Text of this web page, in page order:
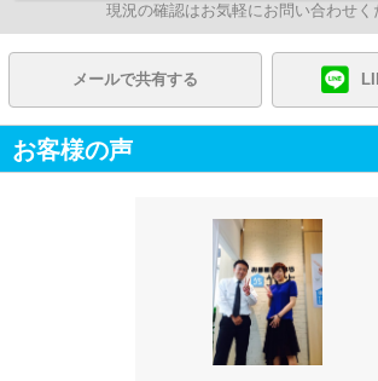
現況の確認はお気軽にお問い合わせく
メールで共有する
お客様の声